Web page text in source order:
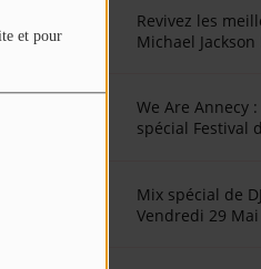
et pour
Revivez les
Michael Jackson
We Are Annecy
spécial Festival
Mix spécial de
Vendredi 29 Mai